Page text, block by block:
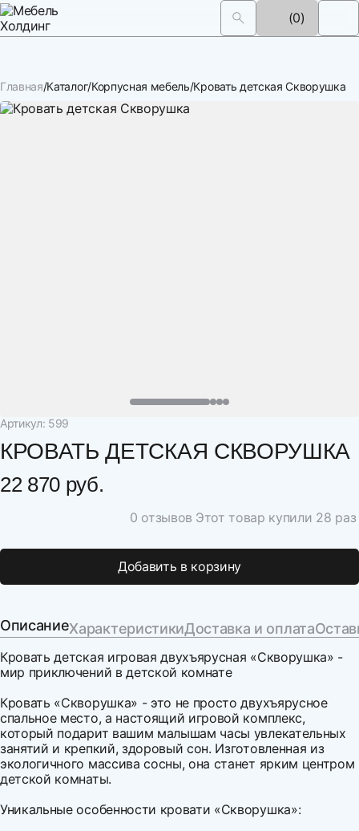
(0)
Главная Каталог Корпусная мебель Кровать детская Скворушка
Артикул: 599
КРОВАТЬ ДЕТСКАЯ СКВОРУШКА
22 870 руб.
0 отзывов Этот товар купили 28 раз
Добавить в корзину
ОписаниеХарактеристикиДоставка и оплата
Кровать детская игровая двухъярусная «Скворушка» -
мир приключений в детской комнате
Кровать «Скворушка» - это не просто двухъярусное
спальное место, а настоящий игровой комплекс,
который подарит вашим малышам часы увлекательных
занятий и крепкий, здоровый сон. Изготовленная из
экологичного массива сосны, она станет ярким центром
детской комнаты.
Уникальные особенности кровати «Скворушка»: